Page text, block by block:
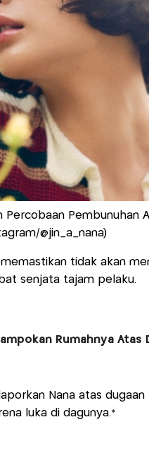
Percobaan Pembunuhan
@jin_a_nana)
tidak akan
senjata tajam pelaku.
Rumahnya Atas
Nana atas
luka di dagunya.*